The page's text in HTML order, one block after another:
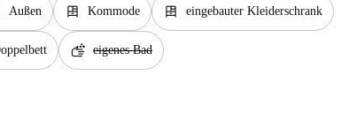
Außen dresser Kommode dresser eingebauter Kleiderschrank
soap eigenes Bad